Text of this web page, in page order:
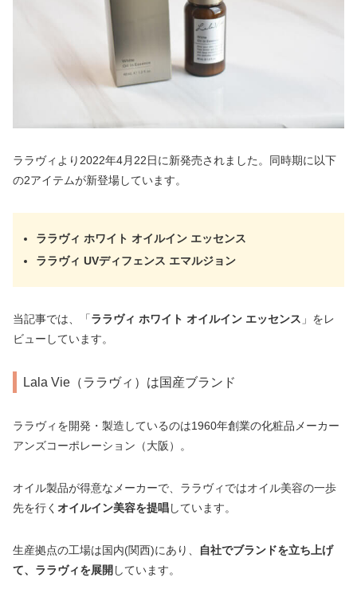
ララヴィより2022年4月22日に新発売されました。同時期に以下
の2アイテムが新登場しています。
ララヴィ ホワイト オイルイン エッセンス
ララヴィ UVディフェンス エマルジョン
当記事では、「ララヴィ ホワイト オイルイン エッセンス 」をレ
ビューしています。
Lala Vie（ララヴィ）は国産ブランド
ララヴィを開発・製造しているのは1960年創業の化粧品メーカー
アンズコーポレーション（大阪）。
オイル製品が得意なメーカーで、ララヴィではオイル美容の一歩
先を行く オイルイン美容を提唱しています。
生産拠点の工場は国内(関西)にあり、
自社でブランドを立ち上げ
て、ララヴィを展開しています。